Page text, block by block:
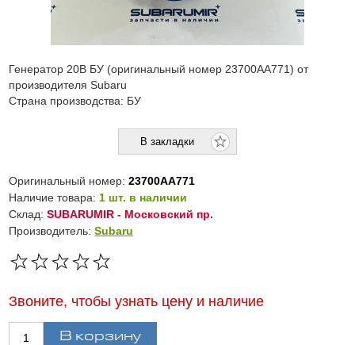
Генератор 20B БУ (оригинальный номер 23700AA771) от
производителя Subaru
Страна производства: БУ
Оригинальный номер: 23700AA771
Наличие товара: 1 шт. в наличии
Склад: SUBARUMIR - Московский пр.
Производитель: Subaru
Звоните, чтобы узнать цену и наличие